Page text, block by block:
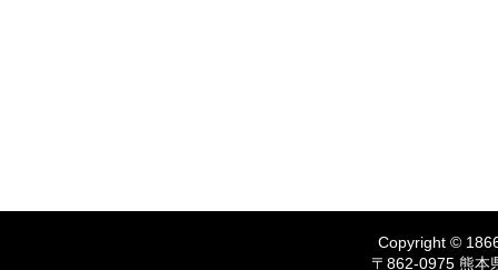
Copyright ©
〒862-0975 熊本